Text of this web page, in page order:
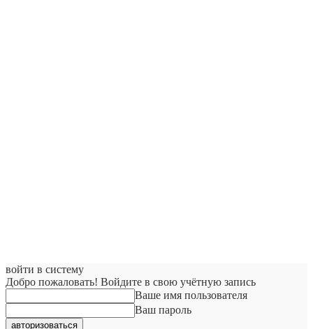
войти в систему
Добро пожаловать! Войдите в свою учётную запись
Ваше имя пользователя
Ваш пароль